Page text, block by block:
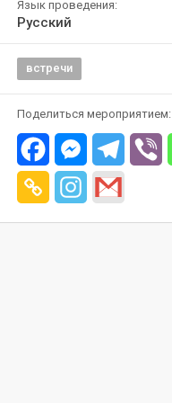
Язык проведения:
Русский
встречи
Поделиться мероприятием: